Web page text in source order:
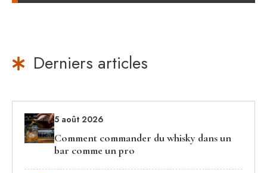
Derniers articles
5 août 2026
Comment commander du whisky dans un
bar comme un pro